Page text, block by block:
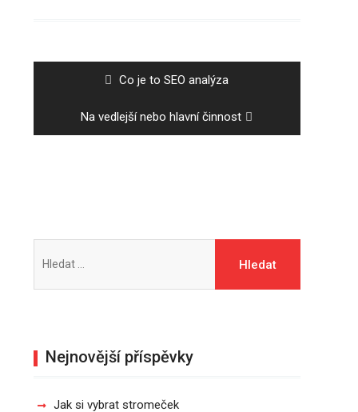
Previous
Co je to SEO analýza
Next
post:
Na vedlejší nebo hlavní činnost
Nejnovější příspěvky
Jak si vybrat stromeček